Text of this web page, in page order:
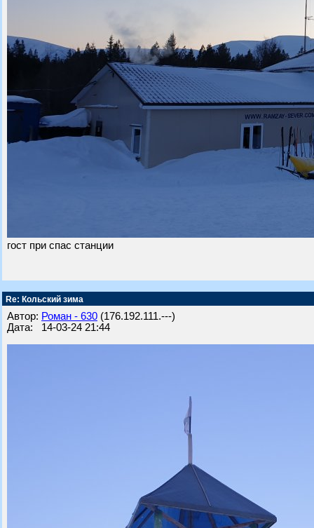
гост при спас станции
Re: Кольский зима
Автор: Роман - 630 (176.192.111.---)
Дата: 14-03-24 21:44